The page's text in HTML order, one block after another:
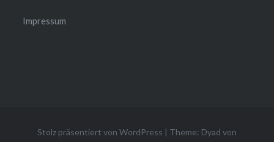
Impressum
Stolz präsentiert von WordPress | Theme: Dyad von